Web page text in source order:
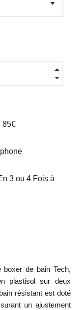
85€
3 ou 4 Fois à
de bain Tech,
plastisol sur deux
résistant est doté
un ajustement